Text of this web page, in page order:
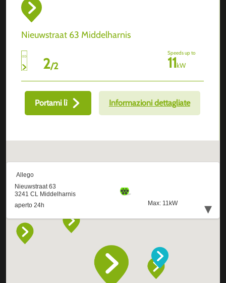
Nieuwstraat 63 Middelharnis
2/2
Speeds up to
11kW
Portami lì Informazioni dettagliate